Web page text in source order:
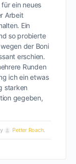
ein neues
Arbeit
Ein
so probierte
der Boni
erschien.
Runden
ich ein etwas
starken
gegeben,
Petter Roach.